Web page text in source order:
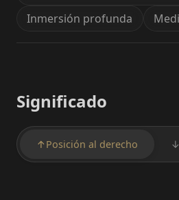
Inmersión profunda
Significado
↑ Posición al derecho ↓